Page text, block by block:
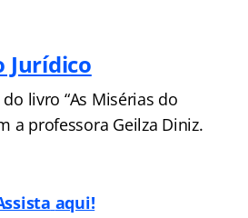
Jurídico
livro “As Misérias do
a professora Geilza Diniz.
aqui!